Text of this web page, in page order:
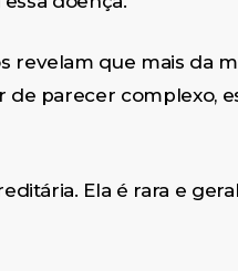
revelam que mais da
de parecer complexo,
Ela é rara e